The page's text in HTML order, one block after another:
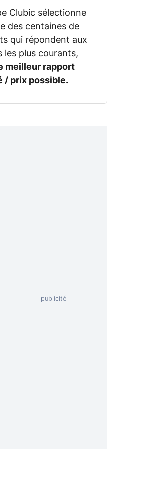
Clubic sélectionne
des centaines de
qui répondent aux
les plus courants,
meilleur rapport
/ prix possible.